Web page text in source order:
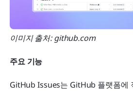
이미지 출처: github.com
주요 기능
GitHub Issues는 GitHub 플랫폼에